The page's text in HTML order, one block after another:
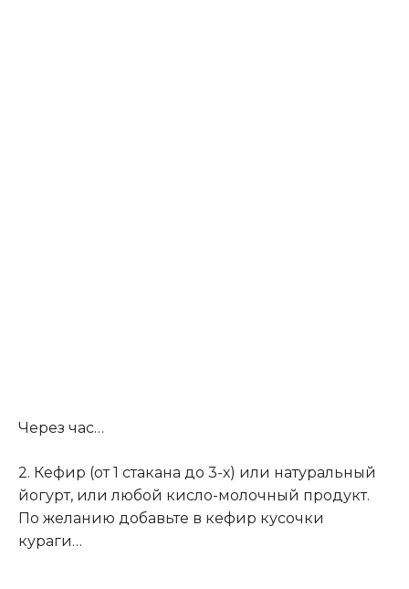
Через час…
2. Кефир (от 1 стакана до 3-х) или натуральный
йогурт, или любой кисло-молочный продукт.
По желанию добавьте в кефир кусочки
кураги…